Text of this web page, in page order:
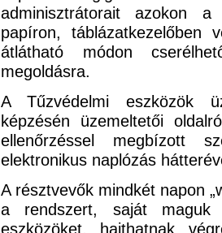
adminisztrátorait azokon
papíron, táblázatkezelőben
átlátható módon
megoldásra.
A Tűzvédelmi eszközök
képzésén üzemeltetői
ellenőrzéssel megbízott
elektronikus naplózás
A résztvevők mindkét napon
a rendszert, saját
eszközöket, hajthatnak